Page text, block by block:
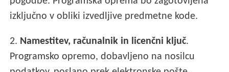
izključno v obliki izvedljive predmetne kode.
2. Namestitev, računalnik in licenčni ključ.
Programsko opremo, dobavljeno na nosilcu